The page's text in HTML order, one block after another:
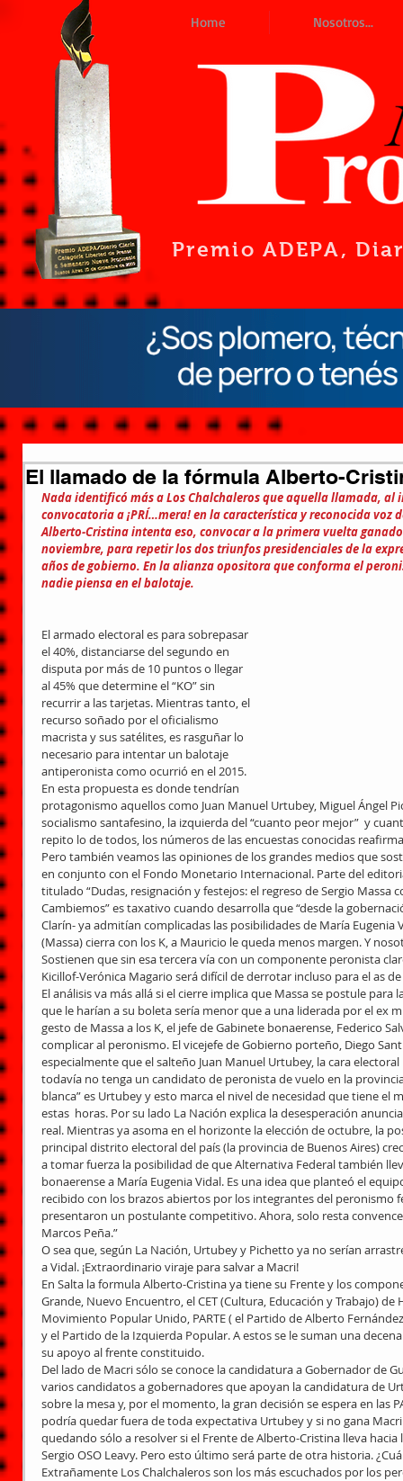
Home Nosotros...
Premio ADEPA,
El llamado de la fórmula Alberto-
Nada identificó más a Los Chalchaleros que aquella llamada,
convocatoria a ¡PRÍ…mera! en la característica y reconocida voz
Alberto-Cristina intenta eso, convocar a la primera vuelta
noviembre, para repetir los dos triunfos presidenciales de la
años de gobierno. En la alianza opositora que conforma el
nadie piensa en el balotaje.
El armado electoral es para sobrepasar
el 40%, distanciarse del segundo en
disputa por más de 10 puntos o llegar
al 45% que determine el “KO” sin
recurrir a las tarjetas. Mientras tanto, el
recurso soñado por el oficialismo
macrista y sus satélites, es rasguñar lo
necesario para intentar un balotaje
antiperonista como ocurrió en el 2015.
En esta propuesta es donde tendrían
protagonismo aquellos como Juan Manuel Urtubey, Miguel Ángel
socialismo santafesino, la izquierda del “cuanto peor mejor”  y
repito lo de todos, los números de las encuestas conocidas
Pero también veamos las opiniones de los grandes medios que
en conjunto con el Fondo Monetario Internacional. Parte del
titulado “Dudas, resignación y festejos: el regreso de Sergio Massa
Cambiemos” es taxativo cuando desarrolla que “desde la
Clarín- ya admitían complicadas las posibilidades de María Eugenia
(Massa) cierra con los K, a Mauricio le queda menos margen. Y
Sostienen que sin esa tercera vía con un componente peronista
Kicillof-Verónica Magario será difícil de derrotar incluso para el as
El análisis va más allá si el cierre implica que Massa se postule
que le harían a su boleta sería menor que a una liderada por el ex
gesto de Massa a los K, el jefe de Gabinete bonaerense, Federico
complicar al peronismo. El vicejefe de Gobierno porteño, Diego
especialmente que el salteño Juan Manuel Urtubey, la cara
todavía no tenga un candidato de peronista de vuelo en la
blanca” es Urtubey y esto marca el nivel de necesidad que tiene
estas  horas. Por su lado La Nación explica la desesperación
real. Mientras ya asoma en el horizonte la elección de octubre, la
principal distrito electoral del país (la provincia de Buenos Aires)
a tomar fuerza la posibilidad de que Alternativa Federal también
bonaerense a María Eugenia Vidal. Es una idea que planteó el
recibido con los brazos abiertos por los integrantes del peronismo
presentaron un postulante competitivo. Ahora, solo resta
Marcos Peña.”
O sea que, según La Nación, Urtubey y Pichetto ya no serían
a Vidal. ¡Extraordinario viraje para salvar a Macri!
En Salta la formula Alberto-Cristina ya tiene su Frente y los
Grande, Nuevo Encuentro, el CET (Cultura, Educación y Trabajo)
Movimiento Popular Unido, PARTE ( el Partido de Alberto
y el Partido de la Izquierda Popular. A estos se le suman una
su apoyo al frente constituido.
Del lado de Macri sólo se conoce la candidatura a Gobernador de
varios candidatos a gobernadores que apoyan la candidatura de
sobre la mesa y, por el momento, la gran decisión se espera en las
podría quedar fuera de toda expectativa Urtubey y si no gana
quedando sólo a resolver si el Frente de Alberto-Cristina lleva
Sergio OSO Leavy. Pero esto último será parte de otra historia.
Extrañamente Los Chalchaleros son los más escuchados por los